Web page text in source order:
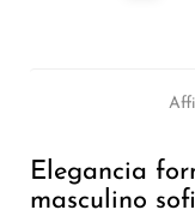
Elegancia
masculino